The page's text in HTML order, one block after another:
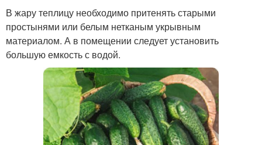
В жару теплицу необходимо притенять старыми
простынями или белым нетканым укрывным
материалом. А в помещении следует установить
большую емкость с водой.